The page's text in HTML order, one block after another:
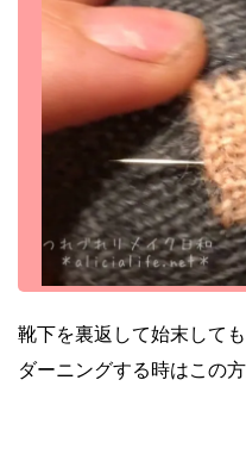
靴下を裏返して始末して
ダーニングする時はこの